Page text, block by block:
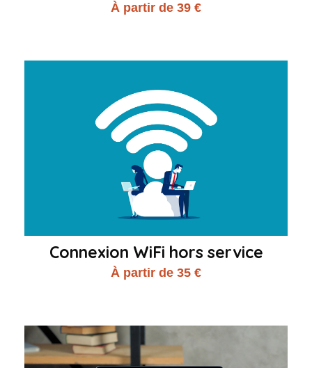
À partir de 39 €
Connexion WiFi hors service
À partir de 35 €